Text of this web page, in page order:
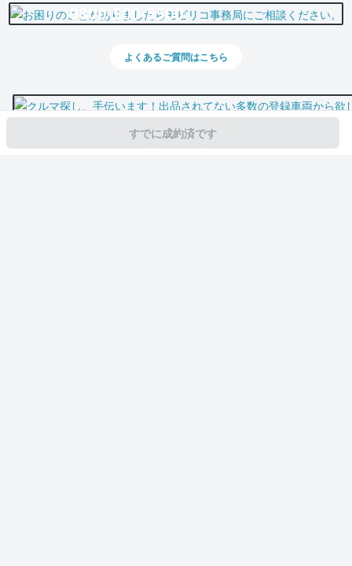
すでに成約済です
0800-500-5500
よくあるご質問はこちら